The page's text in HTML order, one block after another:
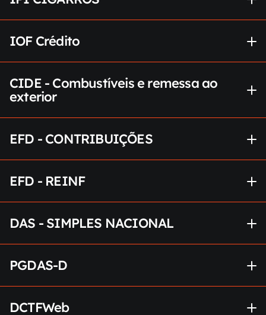
IOF Crédito
CIDE - Combustíveis e remessa ao
exterior
EFD - CONTRIBUIÇÕES
EFD - REINF
DAS - SIMPLES NACIONAL
PGDAS-D
DCTFWeb